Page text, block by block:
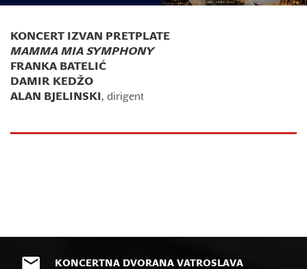
KONCERT IZVAN PRETPLATE
MAMMA MIA SYMPHONY
FRANKA BATELIĆ
DAMIR KEDŽO
ALAN BJELINSKI , dirigent
KONCERTNA DVORANA VATROSLAVA